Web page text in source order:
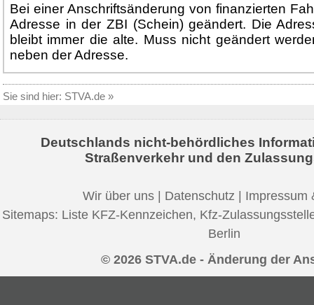
Bei einer Anschriftsänderung von finanzierten
Adresse in der ZBI (Schein) geändert. Die
bleibt immer die alte. Muss nicht geändert
neben der Adresse.
Sie sind hier: STVA.de »
Deutschlands nicht-behördliches
Straßenverkehr und den
Wir über uns | Datenschutz | Impressum
Sitemaps: Liste KFZ-Kennzeichen, Kfz-
Berlin
© 2026 STVA.de - Änderung der